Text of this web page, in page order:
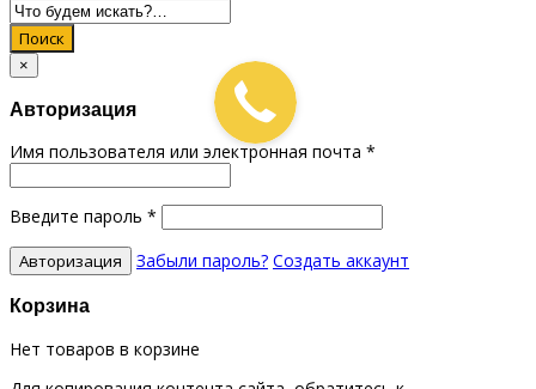
Поиск
×
Авторизация
Имя пользователя или электронная почта *
Введите пароль *
Забыли пароль? Создать аккаунт
Корзина
Нет товаров в корзине